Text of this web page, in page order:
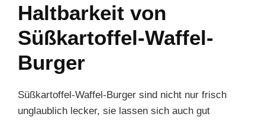
Haltbarkeit von
Süßkartoffel-Waffel-
Burger
Süßkartoffel-Waffel-Burger sind nicht nur frisch
unglaublich lecker, sie lassen sich auch gut